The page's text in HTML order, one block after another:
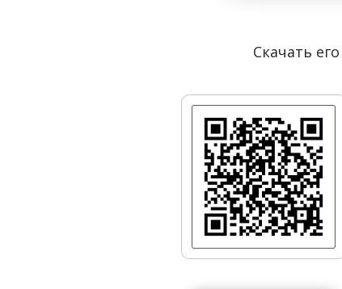
Церемония торжественной закладки
Для церемонии закладки моста построили
Закладка состоялась 20 августа 1916 года в
руководила делами Ведомства учреждений
действий. Неудивительно, что мост получил
созданную конструкцию и вынесла вердикт —
Русановского мостав
Скачать